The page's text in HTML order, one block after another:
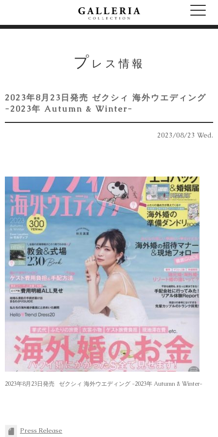
プ レス情報
2023年8月23日発売 ゼクシィ 海外ウエディング
-2023年 Autumn & Winter-
2023/08/23 Wed.
2023年8月23日発売 ゼクシィ 海外ウエディング -2023年 Autumn & Winter-
Press Release